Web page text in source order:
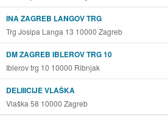
INA ZAGREB LANGOV TRG
Trg Josipa Langa 13 10000 Zagreb
DM ZAGREB IBLEROV TRG 10
Iblerov trg 10 10000 Ribnjak
DELIIICIJE VLAŠKA
Vlaška 58 10000 Zagreb